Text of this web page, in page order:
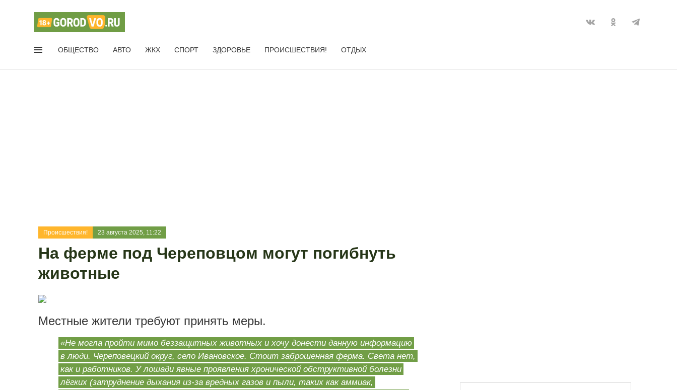
ОБЩЕСТВО АВТО ЖКХ СПОРТ ЗДОРОВЬЕ ПРОИСШЕСТВИЯ! ОТДЫХ
Происшествия! 23 августа 2025, 11:22
На ферме под Череповцом могут погибнуть
животные
Местные жители требуют принять меры.
«Не могла пройти мимо беззащитных животных и хочу донести данную информацию
в люди. Череповецкий округ, село Ивановское. Стоит заброшенная ферма. Света нет,
как и работников. У лошади явные проявления хронической обструктивной болезни
лёгких (затруднение дыхания из-за вредных газов и пыли, таких как аммиак,